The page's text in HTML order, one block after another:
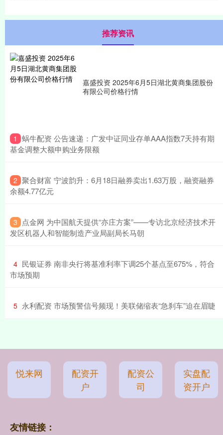
推荐资讯
嘉盛投资 2025年6月5日湖北黄商集团股份
有限公司价格行情
1 ​蜗牛配资 公告速递：广发中证同业存单AAA指数7天持有期
基金调整大额申购业务限额
2 ​聚合财富 宁波韵升：6月18日融券卖出1.63万股，融资融券
余额4.77亿元
3 ​点金网 为中国航天提供“亦庄方案”——专访北京经济技术开
发区机器人和智能制造产业局副局长马朝
4 ​民银证券 南非央行将基准利率下调25个基点至675%，符合
市场预期
5 ​永利配资 市场预警信号频现！美联储缩表“急刹车”迫在眉睫
悦来网
配资开
户
配资公
司
实盘配
资开户
友情链接：